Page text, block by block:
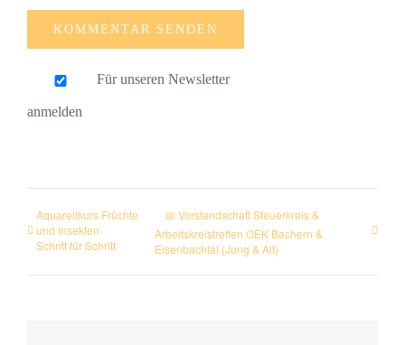
Für unseren Newsletter
anmelden
Aquarellkurs Früchte
und Insekten
Schritt für Schritt
📅 Vorstandschaft Steuerkreis &
Arbeitskreistreffen OEK Bachern &
Eisenbachtal (Jung & Alt)